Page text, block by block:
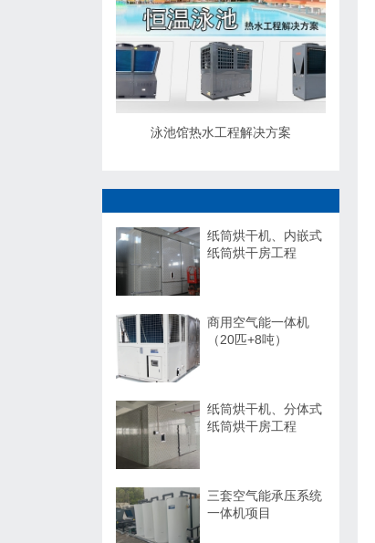
泳池馆热水工程解决方案
纸筒烘干机、内嵌式
纸筒烘干房工程
商用空气能一体机
（20匹+8吨）
纸筒烘干机、分体式
纸筒烘干房工程
三套空气能承压系统
一体机项目